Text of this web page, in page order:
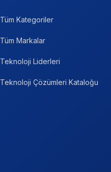
Tüm Kategoriler
Tüm Markalar
Teknoloji Liderleri
Teknoloji Çözümleri Kataloğu